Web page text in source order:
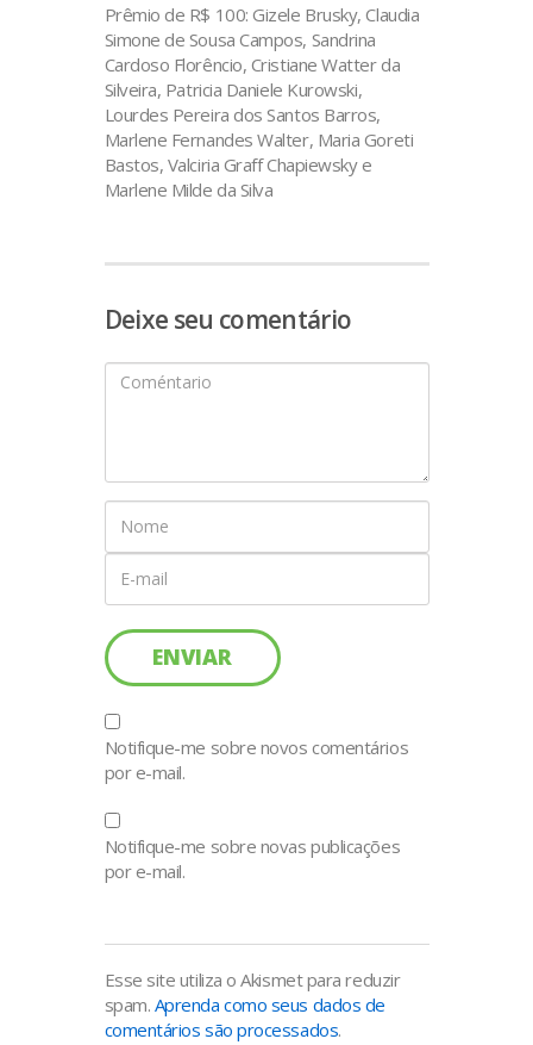
Prêmio de R$ 100: Gizele Brusky, Claudia
Simone de Sousa Campos, Sandrina
Cardoso Florêncio, Cristiane Watter da
Silveira, Patricia Daniele Kurowski,
Lourdes Pereira dos Santos Barros,
Marlene Fernandes Walter, Maria Goreti
Bastos, Valciria Graff Chapiewsky e
Marlene Milde da Silva
Deixe seu comentário
Notifique-me sobre novos comentários
por e-mail.
Notifique-me sobre novas publicações
por e-mail.
Esse site utiliza o Akismet para reduzir
spam. Aprenda como seus dados de
comentários são processados.